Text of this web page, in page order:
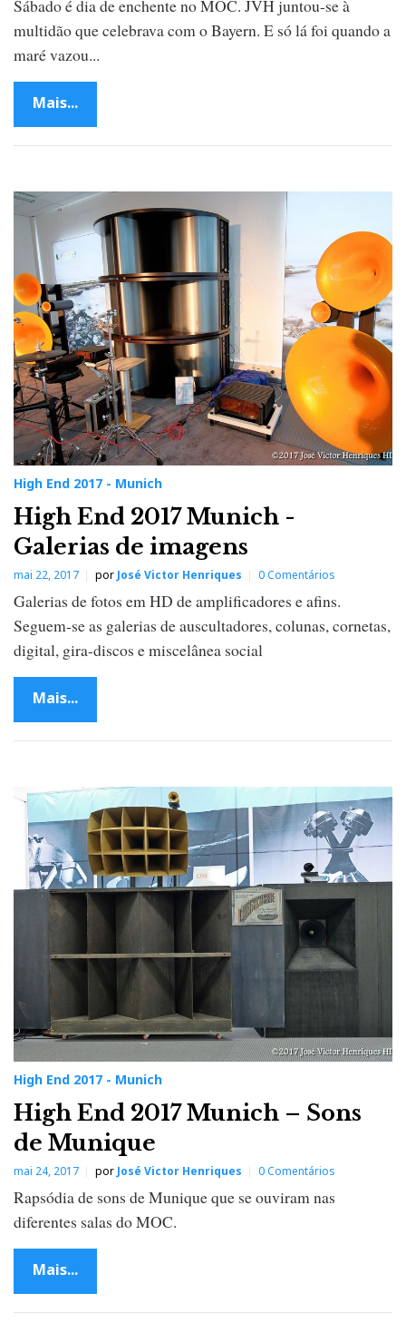
Sábado é dia de enchente no MOC. JVH juntou-se à
multidão que celebrava com o Bayern. E só lá foi quando a
maré vazou...
Mais...
High End 2017 - Munich
High End 2017 Munich -
Galerias de imagens
mai 22, 2017 por José Victor Henriques 0 Comentários
Galerias de fotos em HD de amplificadores e afins.
Seguem-se as galerias de auscultadores, colunas, cornetas,
digital, gira-discos e miscelânea social
Mais...
High End 2017 - Munich
High End 2017 Munich – Sons
de Munique
mai 24, 2017 por José Victor Henriques 0 Comentários
Rapsódia de sons de Munique que se ouviram nas
diferentes salas do MOC.
Mais...